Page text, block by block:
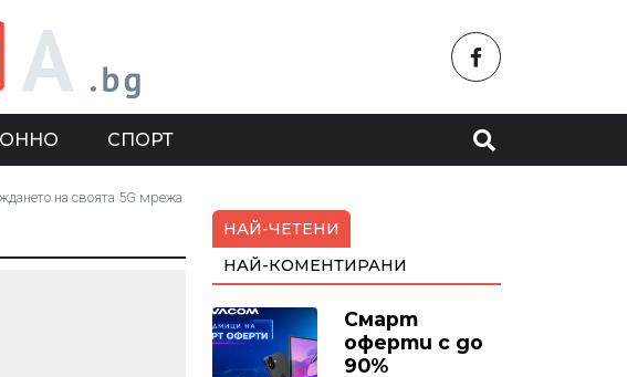
СПОРТ
на своята 5G мрежа
НАЙ-ЧЕТЕНИ
НАЙ-КОМЕНТИРАНИ
Смарт
оферти с до
90%